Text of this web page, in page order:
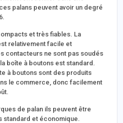
palans peuvent avoir un degré
et très fiables. La
relativement facile et
contacteurs ne sont pas soudés
boîte à boutons est standard.
à boutons sont des produits
le commerce, donc facilement
de palan ils peuvent être
et économique.